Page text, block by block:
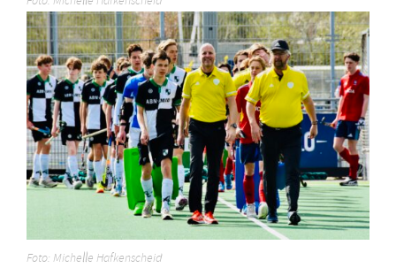
Foto: Michelle Hafkenscheid